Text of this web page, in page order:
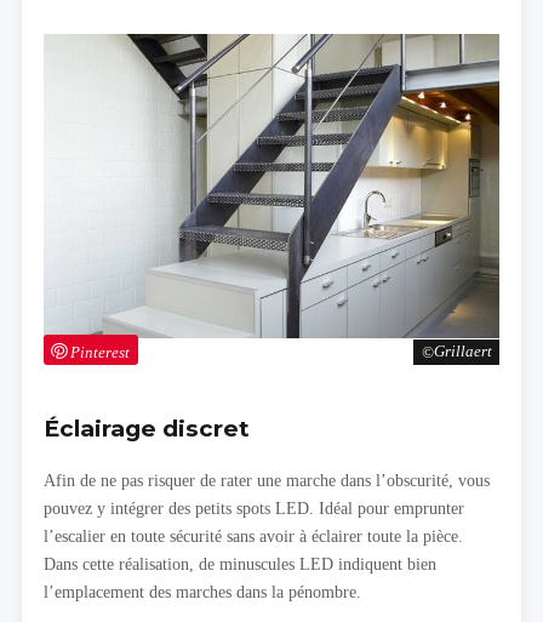
Grillaert
Pinterest
Éclairage discret
Afin de ne pas risquer de rater une marche dans l’obscurité, vous
pouvez y intégrer des petits spots LED. Idéal pour emprunter
l’escalier en toute sécurité sans avoir à éclairer toute la pièce.
Dans cette réalisation, de minuscules LED indiquent bien
l’emplacement des marches dans la pénombre.